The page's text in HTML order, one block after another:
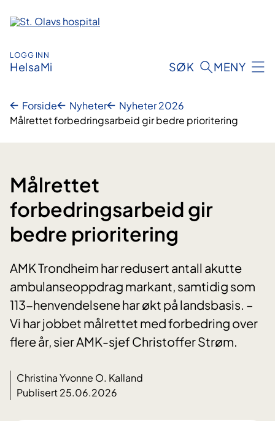
innhold
LOGG INN
HelsaMi SØK MENY
Forside Nyheter
Nyheter 2026
Målrettet forbedringsarbeid gir bedre prioritering
Målrettet
forbedringsarbeid gir
bedre prioritering
AMK Trondheim har redusert antall akutte
ambulanseoppdrag markant, samtidig som
113-henvendelsene har økt på landsbasis. –
Vi har jobbet målrettet med forbedring over
flere år, sier AMK-sjef Christoffer Strøm.
Christina Yvonne O. Kalland
Publisert 25.06.2026